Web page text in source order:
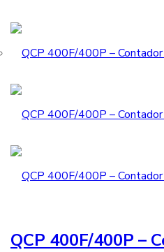
QCP 400F/400P –